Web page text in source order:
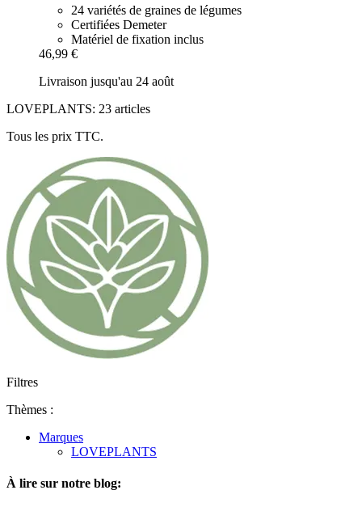
24 variétés de graines de légumes
Certifiées Demeter
Matériel de fixation inclus
46,99 €
Livraison jusqu'au 24 août
LOVEPLANTS: 23 articles
Tous les prix TTC.
Filtres
Thèmes :
Marques
LOVEPLANTS
À lire sur notre blog: